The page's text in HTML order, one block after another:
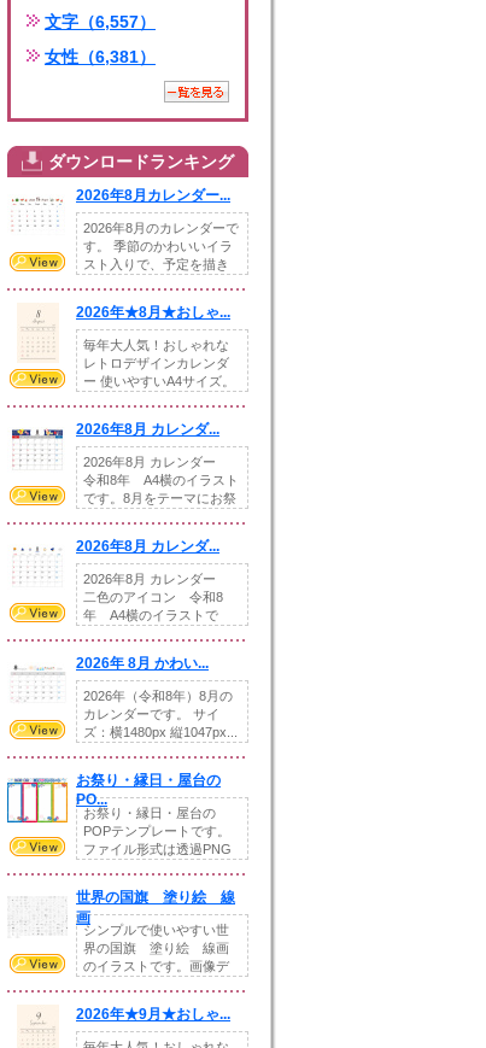
文字（6,557）
女性（6,381）
ダウンロードランキング
2026年8月カレンダー...
2026年8月のカレンダーで
す。 季節のかわいいイラ
スト入りで、予定を描き
2026年★8月★おしゃ...
毎年大人気！おしゃれな
レトロデザインカレンダ
ー 使いやすいA4サイズ。
2026年8月 カレンダ...
2026年8月 カレンダー
令和8年 A4横のイラスト
です。8月をテーマにお祭
2026年8月 カレンダ...
2026年8月 カレンダー
二色のアイコン 令和8
年 A4横のイラストで
2026年 8月 かわい...
2026年（令和8年）8月の
カレンダーです。 サイ
ズ：横1480px 縦1047px...
お祭り・縁日・屋台の
PO...
お祭り・縁日・屋台の
POPテンプレートです。
ファイル形式は透過PNG
世界の国旗 塗り絵 線
画
シンプルで使いやすい世
界の国旗 塗り絵 線画
のイラストです。画像デ
2026年★9月★おしゃ...